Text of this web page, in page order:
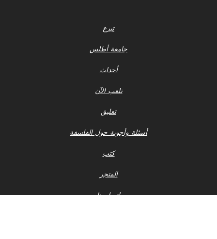
تبرع
جامعة أطلس
أحداث
تلعب الآن
تعليق
أسئلة وأجوبة حول الفلسفة
كتب
المتجر
اتصل بنا